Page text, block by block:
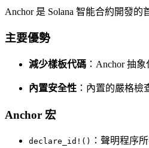
Anchor 是 Solana 智能合約開發
主要優勢
減少樣板代碼 ：Anchor 抽
內置安全性 ：內置的嚴格
Anchor 宏
declare_id!() ：聲明程序